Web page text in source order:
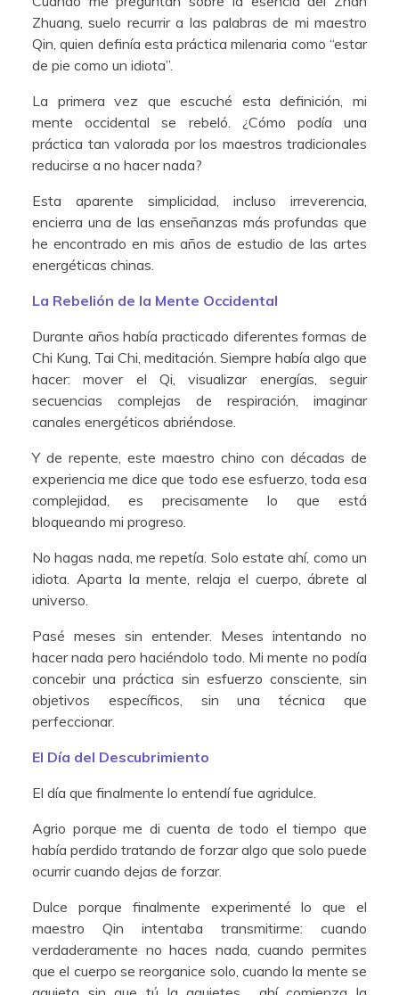
Zhuang, suelo recurrir a las palabras de mi maestro
Qin, quien definía esta práctica milenaria como “estar
de pie como un idiota”.
La primera vez que escuché esta definición, mi
mente occidental se rebeló. ¿Cómo podía una
práctica tan valorada por los maestros tradicionales
reducirse a no hacer nada?
Esta aparente simplicidad, incluso irreverencia,
encierra una de las enseñanzas más profundas que
he encontrado en mis años de estudio de las artes
energéticas chinas.
La Rebelión de la Mente Occidental
Durante años había practicado diferentes formas de
Chi Kung, Tai Chi, meditación. Siempre había algo que
hacer: mover el Qi, visualizar energías, seguir
secuencias complejas de respiración, imaginar
canales energéticos abriéndose.
Y de repente, este maestro chino con décadas de
experiencia me dice que todo ese esfuerzo, toda esa
complejidad, es precisamente lo que está
bloqueando mi progreso.
No hagas nada, me repetía. Solo estate ahí, como un
idiota. Aparta la mente, relaja el cuerpo, ábrete al
universo.
Pasé meses sin entender. Meses intentando no
hacer nada pero haciéndolo todo. Mi mente no podía
concebir una práctica sin esfuerzo consciente, sin
objetivos específicos, sin una técnica que
perfeccionar.
El Día del Descubrimiento
El día que finalmente lo entendí fue agridulce.
Agrio porque me di cuenta de todo el tiempo que
había perdido tratando de forzar algo que solo puede
ocurrir cuando dejas de forzar.
Dulce porque finalmente experimenté lo que el
maestro Qin intentaba transmitirme: cuando
verdaderamente no haces nada, cuando permites
que el cuerpo se reorganice solo, cuando la mente se